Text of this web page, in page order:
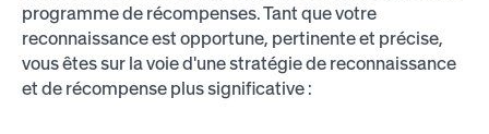
programme de récompenses. Tant que votre
reconnaissance est opportune, pertinente et précise,
vous êtes sur la voie d'une stratégie de reconnaissance
et de récompense plus significative :